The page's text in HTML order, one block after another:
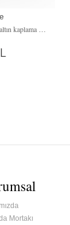
Mortakı